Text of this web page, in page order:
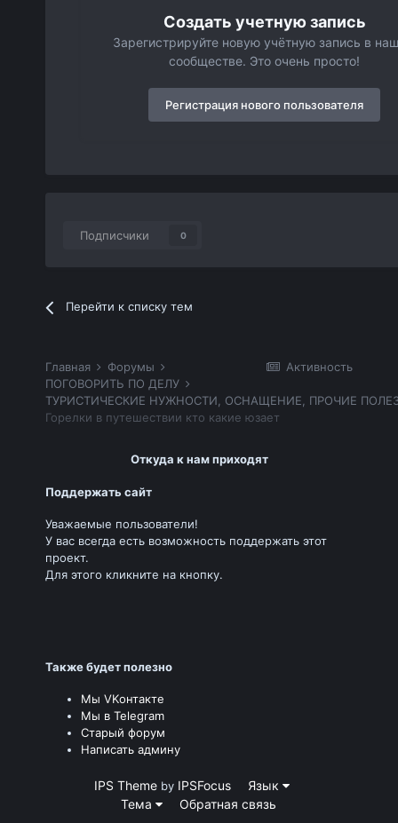
Создать учетную запись
Зарегистрируйте новую учётную запись в
сообществе. Это очень просто!
Регистрация нового пользователя
Подписчики 0
Перейти к списку тем
Активность
Главная
Форумы
ПОГОВОРИТЬ ПО ДЕЛУ
Горелки в путешествии кто какие юзает
Откуда к нам приходят
Поддержать сайт
Уважаемые пользователи!
У вас всегда есть возможность поддержать этот
проект.
Для этого кликните на кнопку.
Также будет полезно
Мы VKонтакте
Мы в Telegram
Старый форум
Написать админу
IPS Theme by IPSFocus
Язык
Тема
Обратная связь